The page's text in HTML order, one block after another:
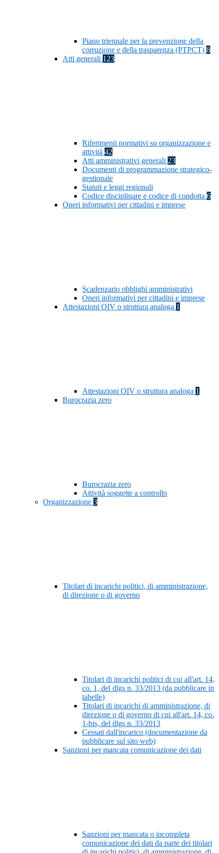
Piano triennale per la prevenzione della
corruzione e della trasparenza (PTPCT) 8
Atti generali 123
Riferimenti normativi su organizzazione e
attività 42
Atti amministrativi generali 23
Documenti di programmazione strategico-
gestionale
Statuti e leggi regionali
Codice disciplinare e codice di condotta 6
Oneri informativi per cittadini e imprese
Scadenzario obblighi amministrativi
Oneri informativi per cittadini e imprese
Attestazioni OIV o struttura analoga 1
Attestazioni OIV o struttura analoga 1
Burocrazia zero
Burocrazia zero
Attività soggette a controllo
Organizzazione 3
Titolari di incarichi politici, di amministrazione,
di direzione o di governo
Titolari di incarichi politici di cui all'art. 14,
co. 1, del dlgs n. 33/2013 (da pubblicare in
tabelle)
Titolari di incarichi di amministrazione, di
direzione o di governo di cui all'art. 14, co.
1-bis, del dlgs n. 33/2013
Cessati dall'incarico (documentazione da
pubblicare sul sito web)
Sanzioni per mancata comunicazione dei dati
Sanzioni per mancata o incompleta
comunicazione dei dati da parte dei titolari